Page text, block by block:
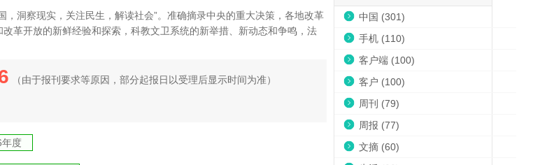
，洞察现实，关注民生，解读社会”。准确摘录中央的重大决策，各地改革
革开放的新鲜经验和探索，科教文卫系统的新举措、新动态和争鸣，法
（由于报刊要求等原因，部分起报日 以受理后显示时间为准）
年度
中国 (301)
手机 (110)
客户端 (100)
客户 (100)
周刊 (79)
周报 (77)
文摘 (60)